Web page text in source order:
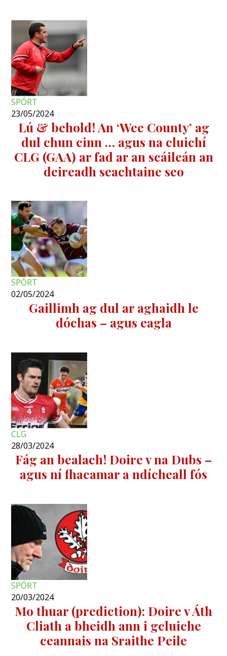
SPÓRT
23/05/2024
Lú & behold! An ‘Wee County’ ag
dul chun cinn … agus na cluichí
CLG (GAA) ar fad ar an scáileán an
deireadh seachtaine seo
SPÓRT
02/05/2024
Gaillimh ag dul ar aghaidh le
dóchas – agus eagla
CLG
28/03/2024
Fág an bealach! Doire v na Dubs –
agus ní fhacamar a ndícheall fós
SPÓRT
20/03/2024
Mo thuar (prediction): Doire v Áth
Cliath a bheidh ann i gcluiche
ceannais na Sraithe Peile